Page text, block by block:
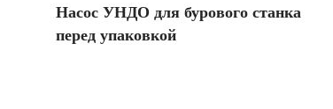
Насос УНДО для бурового станка
перед упаковкой